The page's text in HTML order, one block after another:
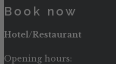
Book now
Hotel/Restaurant
Opening hours: